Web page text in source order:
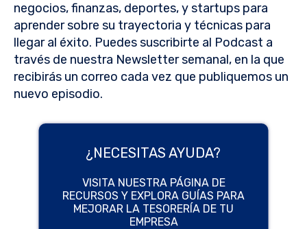
negocios, finanzas, deportes, y startups para
aprender sobre su trayectoria y técnicas para
llegar al éxito. Puedes suscribirte al Podcast a
través de nuestra Newsletter semanal, en la que
recibirás un correo cada vez que publiquemos un
nuevo episodio.
¿NECESITAS AYUDA?
VISITA NUESTRA PÁGINA DE
RECURSOS Y EXPLORA GUÍAS PARA
MEJORAR LA TESORERÍA DE TU
EMPRESA